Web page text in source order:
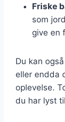
Friske
som
give en
Du kan
eller endda
oplevelse.
du har lyst